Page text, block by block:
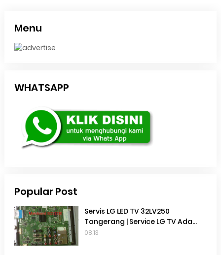
Menu
WHATSAPP
Popular Post
Servis LG LED TV 32LV250
Tangerang | Service LG TV Ada
suara Tidak Ada Gambar | Service
08.13